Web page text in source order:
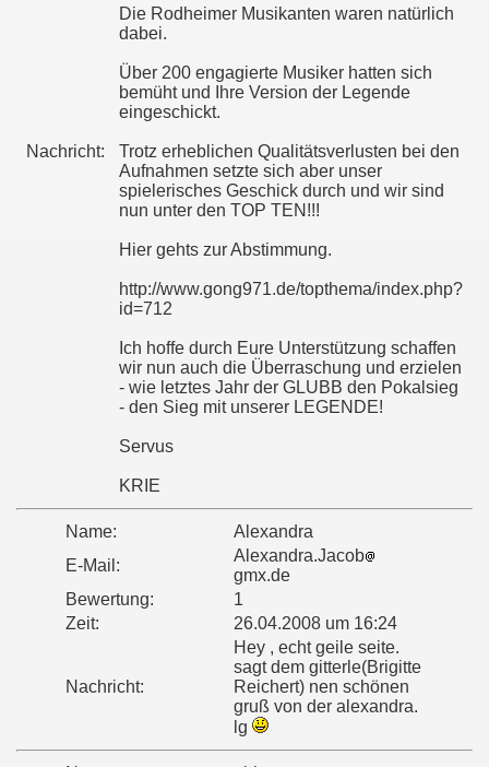
Nachricht:
Die Rodheimer Musikanten waren natürlich
dabei.
Über 200 engagierte Musiker hatten sich
bemüht und Ihre Version der Legende
eingeschickt.
Trotz erheblichen Qualitätsverlusten bei den
Aufnahmen setzte sich aber unser
spielerisches Geschick durch und wir sind
nun unter den TOP TEN!!!
Hier gehts zur Abstimmung.
http://www.gong971.de/topthema/index.php?
id=712
Ich hoffe durch Eure Unterstützung schaffen
wir nun auch die Überraschung und erzielen
- wie letztes Jahr der GLUBB den Pokalsieg
- den Sieg mit unserer LEGENDE!
Servus
KRIE
Name:
Alexandra
E-Mail:
Alexandra.Jacob
gmx.de
Bewertung:
1
Zeit:
26.04.2008 um 16:24
Nachricht:
Hey , echt geile seite.
sagt dem gitterle(Brigitte
Reichert) nen schönen
gruß von der alexandra.
lg